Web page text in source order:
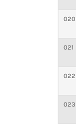
020
021
022
023